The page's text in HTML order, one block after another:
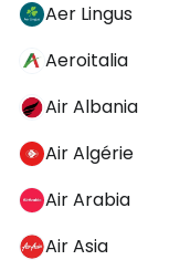
Aer Lingus
Aeroitalia
Air Albania
Air Algérie
Air Arabia
Air Asia